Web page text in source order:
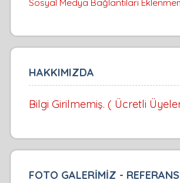
Sosyal Medya Bağlantıları
HAKKIMIZDA
Bilgi Girilmemiş. ( Ücretli
FOTO GALERİMİZ -